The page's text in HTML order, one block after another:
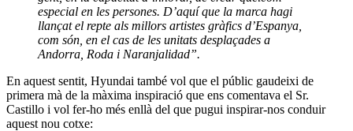
especial en les persones. D’aquí que la marca hagi
llançat el repte als millors artistes gràfics d’Espanya,
com són, en el cas de les unitats desplaçades a
Andorra, Roda i Naranjalidad”.
En aquest sentit, Hyundai també vol que el públic gaudeixi de
primera mà de la màxima inspiració que ens comentava el Sr.
Castillo i vol fer-ho més enllà del que pugui inspirar-nos conduir
aquest nou cotxe: